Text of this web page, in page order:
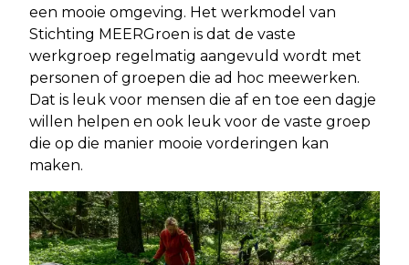
een mooie omgeving. Het werkmodel van
Stichting MEERGroen is dat de vaste
werkgroep regelmatig aangevuld wordt met
personen of groepen die ad hoc meewerken.
Dat is leuk voor mensen die af en toe een dagje
willen helpen en ook leuk voor de vaste groep
die op die manier mooie vorderingen kan
maken.